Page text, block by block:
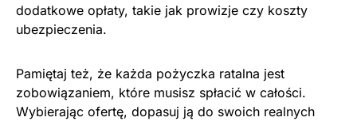
dodatkowe opłaty, takie jak prowizje czy koszty
ubezpieczenia.
Pamiętaj też, że każda pożyczka ratalna jest
zobowiązaniem, które musisz spłacić w całości.
Wybierając ofertę, dopasuj ją do swoich realnych